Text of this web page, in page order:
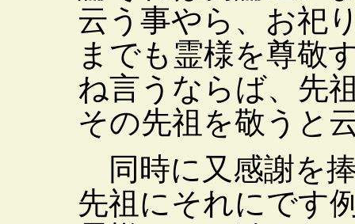
云う事やら、お祀
までも霊様を尊敬
ね言うならば、先
その先祖を敬うと
同時に又感謝を
先祖にそれにです